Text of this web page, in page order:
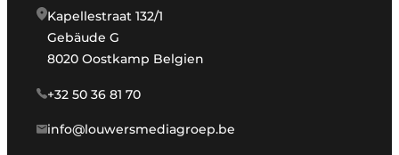
Kapellestraat 132/1
Gebäude G
8020 Oostkamp Belgien
+32 50 36 81 70
info@louwersmediagroep.be